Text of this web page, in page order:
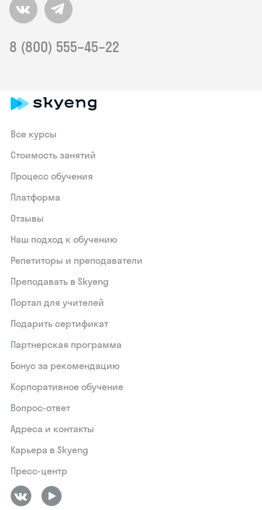
8 (800) 555–45–22
Все курсы
Стоимость занятий
Процесс обучения
Платформа
Отзывы
Наш подход к обучению
Репетиторы и преподаватели
Преподавать в Skyeng
Портал для учителей
Подарить сертификат
Партнерская программа
Бонус за рекомендацию
Корпоративное обучение
Вопрос-ответ
Адреса и контакты
Карьера в Skyeng
Пресс-центр